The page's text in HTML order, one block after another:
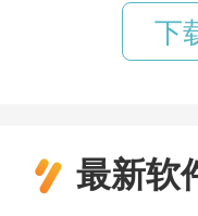
下
最新软